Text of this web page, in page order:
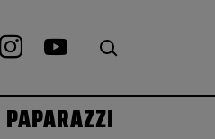
PAPARAZZI